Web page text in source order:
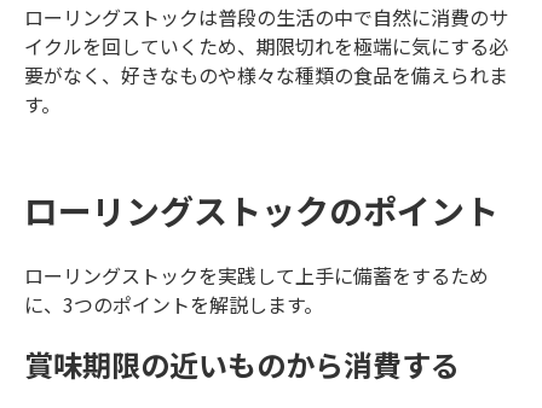
ローリングストックは普段の生活の中で自然に消費のサ
イクルを回していくため、期限切れを極端に気にする必
要がなく、好きなものや様々な種類の食品を備えられま
す。
ローリングストックのポイント
ローリングストックを実践して上手に備蓄をするため
に、3つのポイントを解説します。
賞味期限の近いものから消費する